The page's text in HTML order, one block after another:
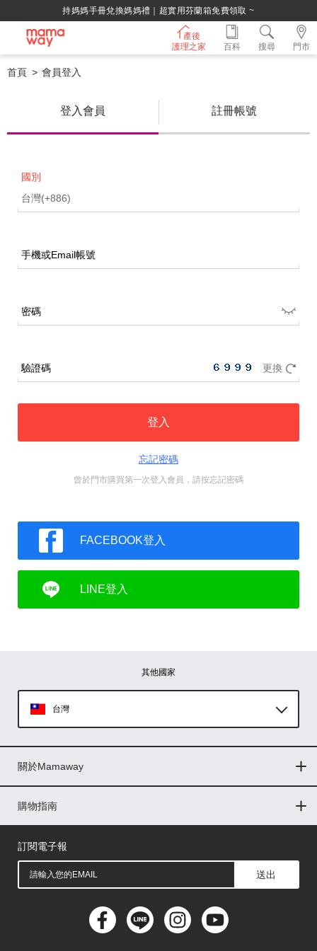
持媽媽手冊兌換媽媽禮｜超實用芬蘭箱免費領取 ~
產後
護理之家
門市
百科 搜尋
首頁 會員登入
登入會員 註冊帳號
國別
手機或Email帳號
密碼
驗證碼 更換
登入
忘記密碼
曾於門市購買第一次登入會員，請按忘記密碼
FACEBOOK登入
LINE登入
其他國家
台灣
印尼
菲律賓
馬來西亞
關於Mamaway
門市據點
最新消息
品牌故事
人力招募
媒體花絮
隱私權聲明
CSR企業社會責任
購物指南
購物常見問題
退換貨問題
儲值金使用條款
購買儲值金
發票問題
會員權益
線上留言
吸乳器-免費體驗
訂閱電子報
送出